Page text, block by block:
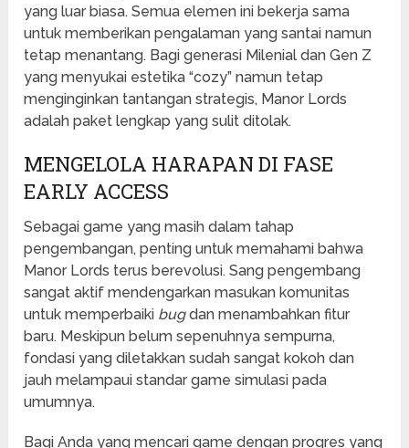
yang luar biasa. Semua elemen ini bekerja sama
untuk memberikan pengalaman yang santai namun
tetap menantang. Bagi generasi Milenial dan Gen Z
yang menyukai estetika “cozy” namun tetap
menginginkan tantangan strategis, Manor Lords
adalah paket lengkap yang sulit ditolak.
MENGELOLA HARAPAN DI FASE
EARLY ACCESS
Sebagai game yang masih dalam tahap
pengembangan, penting untuk memahami bahwa
Manor Lords terus berevolusi. Sang pengembang
sangat aktif mendengarkan masukan komunitas
untuk memperbaiki bugdan menambahkan fitur
baru. Meskipun belum sepenuhnya sempurna,
fondasi yang diletakkan sudah sangat kokoh dan
jauh melampaui standar game simulasi pada
umumnya.
Bagi Anda yang mencari game dengan progres yang